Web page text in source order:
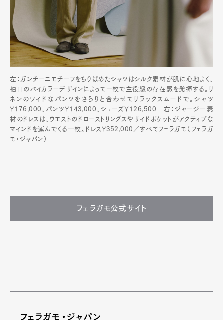
左：ガンチーニモチーフをちりばめたシャツはシルク素材が肌に心地よく、
袖口のバイカラーデザインによって一枚で主役級の存在感を発揮する。リ
ネンのワイドなパンツをさらりと合わせてリラックスムードで。シャツ
¥176,000、パンツ¥143,000、シューズ¥126,500 右：ジャージー素
材のドレスは、ウエストのドローストリングスやサイドポケットがアクティブな
マインドを運んでくる一枚。ドレス¥352,000／すべてフェラガモ（フェラガ
モ・ジャパン）
フェラガモ公式サイト
フェラガモ・ジャパン